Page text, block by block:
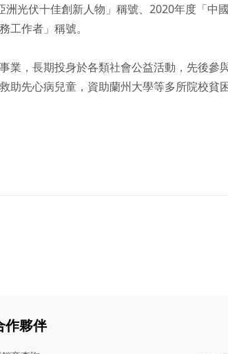
光伏十佳創新人物」稱號、2020年度「中
工作者」稱號。
業，長期投身於各類社會公益活動，先後參
助先心病兒童，資助蘭州大學等多所院校貧
作夥伴